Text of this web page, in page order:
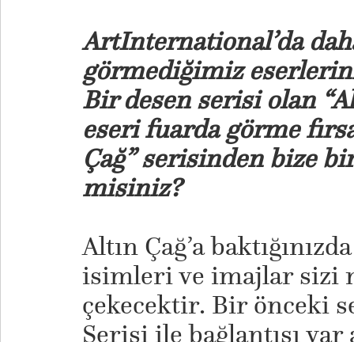
ArtInternational’da
görmediğimiz
Bir desen serisi olan
eseri fuarda görme
Çağ” serisinden bize
misiniz?
Altın Çağ’a
isimleri ve imajlar sizi
çekecektir. Bir önceki
Serisi ile bağlantısı